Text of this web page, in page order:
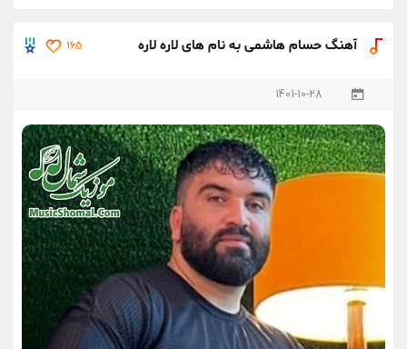
آهنگ حسام هاشمی به نام های لاره لاره 165
1401-10-28